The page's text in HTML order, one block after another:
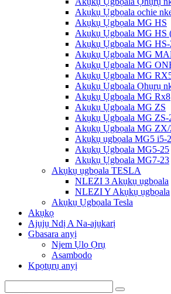
Akụkụ Ụgbọala ochie
Akụkụ Ụgbọala MG HS
Akụkụ Ụgbọala MG
Akụkụ Ụgbọala MG
Akụkụ Ụgbọala MG
Akụkụ Ụgbọala MG
Akụkụ Ụgbọala MG
Akụkụ Ụgbọala Ọhụrụ
Akụkụ Ụgbọala MG Rx8
Akụkụ Ụgbọala MG ZS
Akụkụ Ụgbọala MG ZS-
Akụkụ Ụgbọala MG
Akụkụ ụgbọala MG5 i5-
Akụkụ Ụgbọala MG5-25
Akụkụ Ụgbọala MG7-23
Akụkụ ụgbọala TESLA
NLEZI 3 Akụkụ ụgbọala
NLEZI Y Akụkụ ụgbọala
Akụkụ Ụgbọala Tesla
Akụkọ
Ajụjụ Ndị A Na-ajụkarị
Gbasara anyị
Njem Ụlọ Ọrụ
Asambodo
Kpọtụrụ anyị